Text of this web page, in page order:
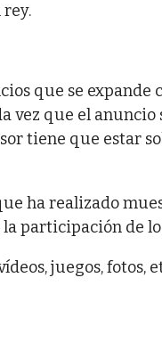
que se expande
vez que el
tiene que estar
ha realizado
participación de
juegos, fotos,